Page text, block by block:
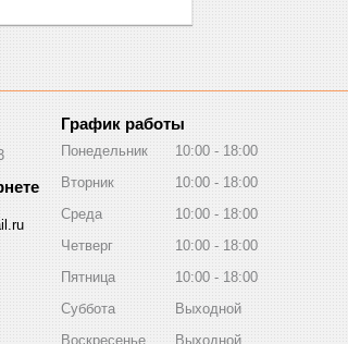
График работы
Понедельник 10:00
18:00
Вторник
10:00
18:00
Среда
10:00
18:00
Четверг
10:00
18:00
Пятница
10:00
18:00
Суббота
Выходной
Воскресенье
Выходной